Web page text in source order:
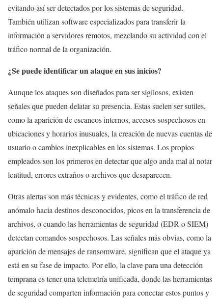
evitando así ser detectados por los sistemas de seguridad.
También utilizan software especializados para transferir la
información a servidores remotos, mezclando su actividad con el
tráfico normal de la organización.
¿Se puede identificar un ataque en sus inicios?
Aunque los ataques son diseñados para ser sigilosos, existen
señales que pueden delatar su presencia. Estas suelen ser sutiles,
como la aparición de escaneos internos, accesos sospechosos en
ubicaciones y horarios inusuales, la creación de nuevas cuentas de
usuario o cambios inexplicables en los sistemas. Los propios
empleados son los primeros en detectar que algo anda mal al notar
lentitud, errores extraños o archivos que desaparecen.
Otras alertas son más técnicas y evidentes, como el tráfico de red
anómalo hacia destinos desconocidos, picos en la transferencia de
archivos, o cuando las herramientas de seguridad (EDR o SIEM)
detectan comandos sospechosos. Las señales más obvias, como la
aparición de mensajes de ransomware, significan que el ataque ya
está en su fase de impacto. Por ello, la clave para una detección
temprana es tener una telemetría unificada, donde las herramientas
de seguridad comparten información para conectar estos puntos y